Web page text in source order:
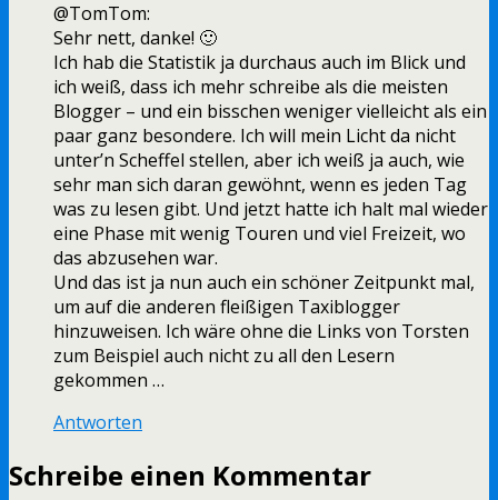
@TomTom:
Sehr nett, danke! 🙂
Ich hab die Statistik ja durchaus auch im Blick und
ich weiß, dass ich mehr schreibe als die meisten
Blogger – und ein bisschen weniger vielleicht als ein
paar ganz besondere. Ich will mein Licht da nicht
unter’n Scheffel stellen, aber ich weiß ja auch, wie
sehr man sich daran gewöhnt, wenn es jeden Tag
was zu lesen gibt. Und jetzt hatte ich halt mal wieder
eine Phase mit wenig Touren und viel Freizeit, wo
das abzusehen war.
Und das ist ja nun auch ein schöner Zeitpunkt mal,
um auf die anderen fleißigen Taxiblogger
hinzuweisen. Ich wäre ohne die Links von Torsten
zum Beispiel auch nicht zu all den Lesern
gekommen …
Antworten
Schreibe einen Kommentar